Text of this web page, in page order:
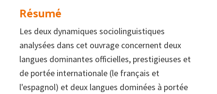
en
quête
de
dignité
:
Le
galicien
Résumé
Les deux dynamiques sociolinguistiques
analysées dans cet ouvrage concernent deux
langues dominantes officielles, prestigieuses et
de portée internationale (le français et
l'espagnol) et deux langues dominées à portée